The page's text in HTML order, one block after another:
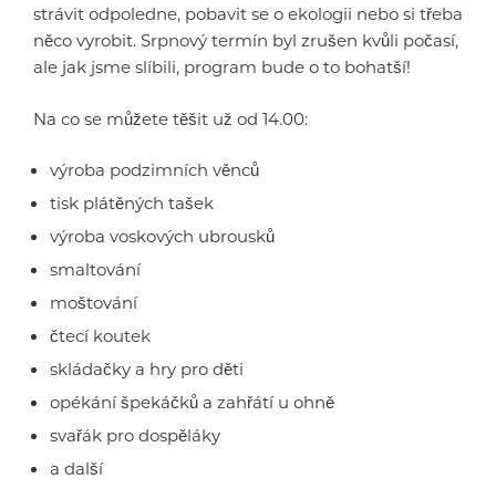
strávit odpoledne, pobavit se o ekologii nebo si třeba
něco vyrobit. Srpnový termín byl zrušen kvůli počasí,
ale jak jsme slíbili, program bude o to bohatší!
Na co se můžete těšit už od 14.00:
výroba podzimních věnců
tisk plátěných tašek
výroba voskových ubrousků
smaltování
moštování
čtecí koutek
skládačky a hry pro děti
opékání špekáčků a zahřátí u ohně
svařák pro dospěláky
a další